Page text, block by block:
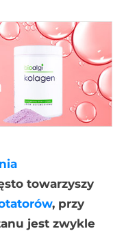
towarzyszy
, przy
jest zwykle